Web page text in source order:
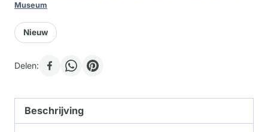
Museum
Nieuw
Delen:
Beschrijving